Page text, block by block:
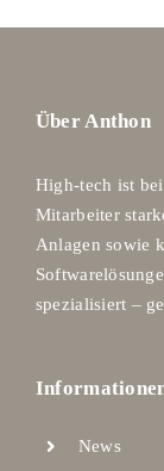
Über Anthon
High-tech ist
Mitarbeiter
Anlagen sowie
spezialisiert –
News